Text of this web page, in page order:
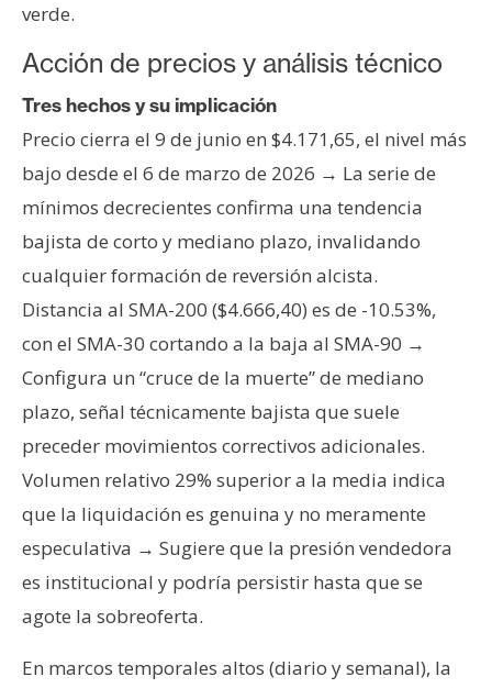
verde.
Acción de precios y análisis técnico
Tres hechos y su implicación
Precio cierra el 9 de junio en $4.171,65, el nivel más
bajo desde el 6 de marzo de 2026 → La serie de
mínimos decrecientes confirma una tendencia
bajista de corto y mediano plazo, invalidando
cualquier formación de reversión alcista.
Distancia al SMA-200 ($4.666,40) es de -10.53%,
con el SMA-30 cortando a la baja al SMA-90 →
Configura un “cruce de la muerte” de mediano
plazo, señal técnicamente bajista que suele
preceder movimientos correctivos adicionales.
Volumen relativo 29% superior a la media indica
que la liquidación es genuina y no meramente
especulativa → Sugiere que la presión vendedora
es institucional y podría persistir hasta que se
agote la sobreoferta.
En marcos temporales altos (diario y semanal), la